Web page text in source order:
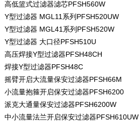
高低篮式过滤器滤芯PFSH560W
Y型过滤器 MGL11系列PFSH520UW
Y型过滤器 MGL41系列PFSH520W
Y型过滤器 大口径PFSH510U
高压焊接Y型过滤器PFSH48CH
焊接Y型过滤器PFSH48C
摇臂开启大流量保安过滤器PFSH66M
小流量抱箍开启保安过滤器PFSH6200
派克大通量保安过滤器PFSH6200W
中小流量法兰开启保安过滤器PFSH610UW